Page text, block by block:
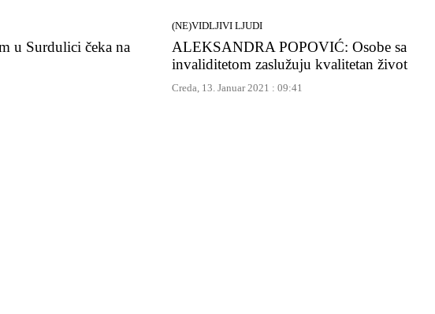
u Surdulici čeka na
(NE)VIDLJIVI LJUDI
ALEKSANDRA POPOVIĆ: Osobe sa
invaliditetom zaslužuju kvalitetan život
Creda, 13. Januar 2021 : 09:41